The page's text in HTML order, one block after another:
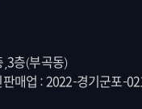
,3층(부곡동)
판매업 : 2022-경기군포-